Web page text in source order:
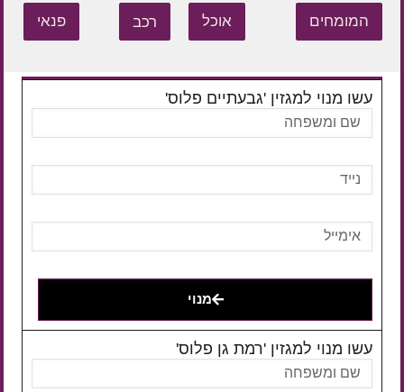
המומחים אוכל רכב פנאי
עשו מנוי למגזין 'גבעתיים פלוס'
מנוי
עשו מנוי למגזין 'רמת גן פלוס'